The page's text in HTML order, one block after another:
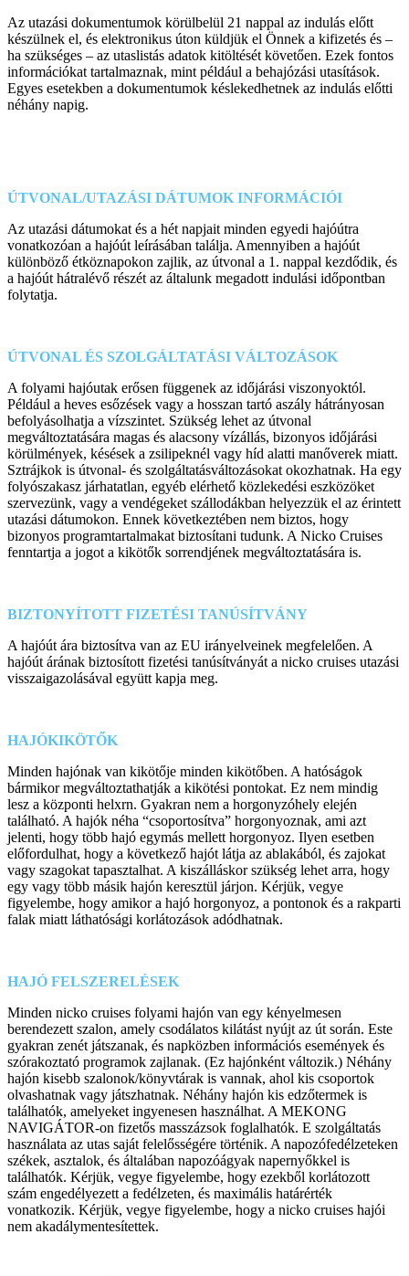
Az utazási dokumentumok körülbelül 21 nappal az indulás előtt
készülnek el, és elektronikus úton küldjük el Önnek a kifizetés és –
ha szükséges – az utaslistás adatok kitöltését követően. Ezek fontos
információkat tartalmaznak, mint például a behajózási utasítások.
Egyes esetekben a dokumentumok késlekedhetnek az indulás előtti
néhány napig.
ÚTVONAL/UTAZÁSI DÁTUMOK INFORMÁCIÓI
Az utazási dátumokat és a hét napjait minden egyedi hajóútra
vonatkozóan a hajóút leírásában találja. Amennyiben a hajóút
különböző étköznapokon zajlik, az útvonal a 1. nappal kezdődik, és
a hajóút hátralévő részét az általunk megadott indulási időpontban
folytatja.
ÚTVONAL ÉS SZOLGÁLTATÁSI VÁLTOZÁSOK
A folyami hajóutak erősen függenek az időjárási viszonyoktól.
Például a heves esőzések vagy a hosszan tartó aszály hátrányosan
befolyásolhatja a vízszintet. Szükség lehet az útvonal
megváltoztatására magas és alacsony vízállás, bizonyos időjárási
körülmények, késések a zsilipeknél vagy híd alatti manőverek miatt.
Sztrájkok is útvonal- és szolgáltatásváltozásokat okozhatnak. Ha egy
folyószakasz járhatatlan, egyéb elérhető közlekedési eszközöket
szervezünk, vagy a vendégeket szállodákban helyezzük el az érintett
utazási dátumokon. Ennek következtében nem biztos, hogy
bizonyos programtartalmakat biztosítani tudunk. A Nicko Cruises
fenntartja a jogot a kikötők sorrendjének megváltoztatására is.
BIZTONYÍTOTT FIZETÉSI TANÚSÍTVÁNY
A hajóút ára biztosítva van az EU irányelveinek megfelelően. A
hajóút árának biztosított fizetési tanúsítványát a nicko cruises utazási
visszaigazolásával együtt kapja meg.
HAJÓKIKÖTŐK
Minden hajónak van kikötője minden kikötőben. A hatóságok
bármikor megváltoztathatják a kikötési pontokat. Ez nem mindig
lesz a központi helxrn. Gyakran nem a horgonyzóhely elején
található. A hajók néha “csoportosítva” horgonyoznak, ami azt
jelenti, hogy több hajó egymás mellett horgonyoz. Ilyen esetben
előfordulhat, hogy a következő hajót látja az ablakából, és zajokat
vagy szagokat tapasztalhat. A kiszálláskor szükség lehet arra, hogy
egy vagy több másik hajón keresztül járjon. Kérjük, vegye
figyelembe, hogy amikor a hajó horgonyoz, a pontonok és a rakparti
falak miatt láthatósági korlátozások adódhatnak.
HAJÓ FELSZERELÉSEK
Minden nicko cruises folyami hajón van egy kényelmesen
berendezett szalon, amely csodálatos kilátást nyújt az út során. Este
gyakran zenét játszanak, és napközben információs események és
szórakoztató programok zajlanak. (Ez hajónként változik.) Néhány
hajón kisebb szalonok/könyvtárak is vannak, ahol kis csoportok
olvashatnak vagy játszhatnak. Néhány hajón kis edzőtermek is
találhatók, amelyeket ingyenesen használhat. A MEKONG
NAVIGÁTOR-on fizetős masszázsok foglalhatók. E szolgáltatás
használata az utas saját felelősségére történik. A napozófedélzeteken
székek, asztalok, és általában napozóágyak napernyőkkel is
találhatók. Kérjük, vegye figyelembe, hogy ezekből korlátozott
szám engedélyezett a fedélzeten, és maximális határérték
vonatkozik. Kérjük, vegye figyelembe, hogy a nicko cruises hajói
nem akadálymentesítettek.